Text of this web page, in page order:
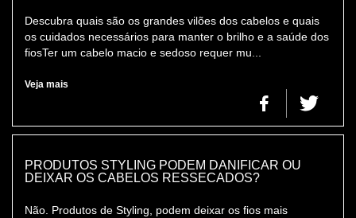
Descubra quais são os grandes vilões dos cabelos e quais
os cuidados necessários para manter o brilho e a saúde dos
fiosTer um cabelo macio e sedoso requer mu...
Veja mais
PRODUTOS STYLING PODEM DANIFICAR OU
DEIXAR OS CABELOS RESSECADOS?
Não. Produtos de Styling, podem deixar os fios mais